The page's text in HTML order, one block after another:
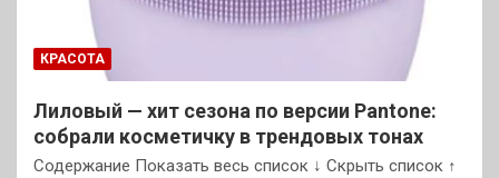
КРАСОТА
Лиловый — хит сезона по версии Pantone:
собрали косметичку в трендовых тонах
Содержание Показать весь список ↓ Скрыть список ↑